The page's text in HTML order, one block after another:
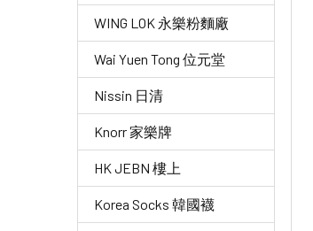
WING LOK 永樂粉麵廠
Wai Yuen Tong 位元堂
Nissin 日清
Knorr 家樂牌
HK JEBN 樓上
Korea Socks 韓國襪